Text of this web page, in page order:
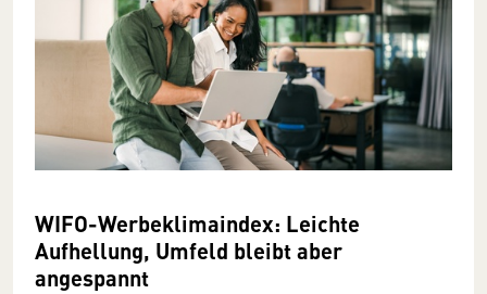
WIFO-Werbeklimaindex: Leichte
Aufhellung, Umfeld bleibt aber
angespannt